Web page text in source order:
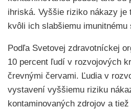
ihriská. Vyššie riziko nákazy
kvôli ich slabšiemu imunitnému
Podľa Svetovej zdravotníckej
10 percent ľudí v rozvojových
črevnými červami. Ľudia v
vystavení vyššiemu riziku
kontaminovaných zdrojov a